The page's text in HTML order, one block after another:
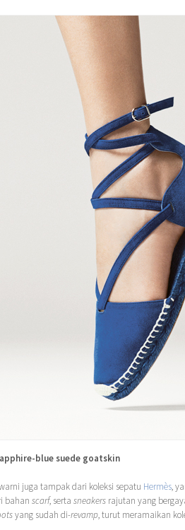
blue suede goatskin
juga tampak dari koleksi sepatu Hermès,
bahan scarf, serta sneakers rajutan yang
yang sudah di-revamp, turut meramaikan